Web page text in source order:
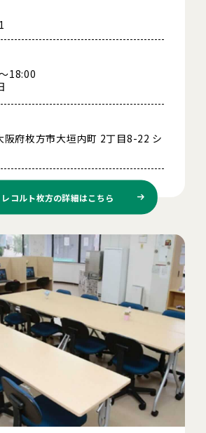
18:00
府枚方市大垣内町 2丁目8-22 シ
レコルト枚方の詳細はこちら